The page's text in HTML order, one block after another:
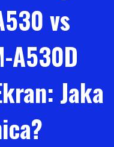
vs
A530D
Jaka